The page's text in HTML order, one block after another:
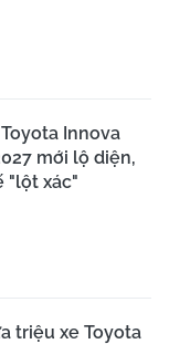
Toyota Innova
mới lộ diện,
"lột xác"
triệu xe Toyota